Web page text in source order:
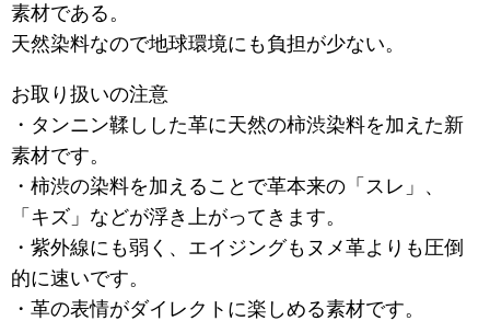
素材である。
天然染料なので地球環境にも負担が少ない。
お取り扱いの注意
・タンニン鞣しした革に天然の柿渋染料を加えた新
素材です。
・柿渋の染料を加えることで革本来の「スレ」、
「キズ」などが浮き上がってきます。
・紫外線にも弱く、エイジングもヌメ革よりも圧倒
的に速いです。
・革の表情がダイレクトに楽しめる素材です。